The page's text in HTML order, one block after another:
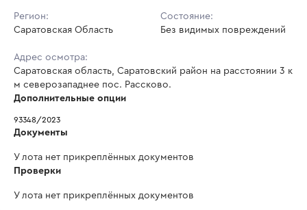
Регион:
Саратовская Область
Состояние:
Без видимых повреждений
Адрес осмотра:
Саратовская область, Саратовский район на расстоянии 3 к
м северозападнее пос. Рассково.
Дополнительные опции
93348/2023
Документы
У лота нет прикреплённых документов
Проверки
У лота нет прикреплённых документов